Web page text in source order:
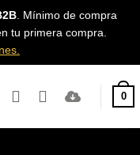
. Mínimo de compra
tu primera compra.
0